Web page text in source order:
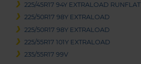
225/45R17 94Y EXTRALOAD RUNFLAT
225/50R17 98Y EXTRALOAD
225/50R17 98Y EXTRALOAD
225/55R17 101Y EXTRALOAD
235/55R17 99V